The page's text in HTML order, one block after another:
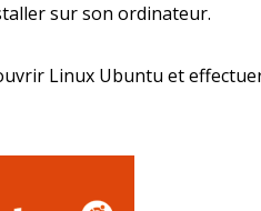
sur son ordinateur.
Linux Ubuntu et